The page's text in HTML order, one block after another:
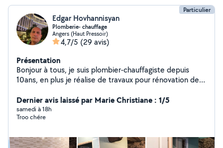
Particulier
Edgar Hovhannisyan
Plomberie- chauffage
Angers (Haut Pressoir)
4,7/5 (29 avis)
Présentation
Bonjour à tous, je suis plombier-chauffagiste depuis
10ans, en plus je réalise de travaux pour rénovation de
transformation de salle de bain normal au PMR.
Réparation de électroménager et montage de cuisines
aussi dans la liste de mes compétences. Cordialement
Dernier avis laissé par Marie Christiane : 1/5
samedi à 18h
Troo chére